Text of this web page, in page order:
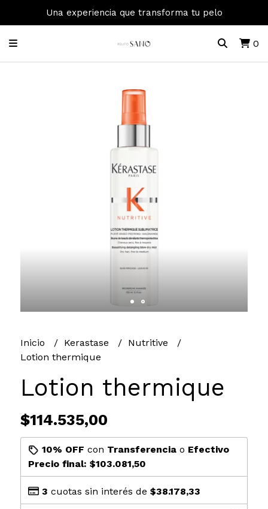
Una experiencia que transforma tu pelo
0
Inicio Kerastase
Nutritive
Lotion thermique
Lotion thermique
$114.535,00
10% OFF con Transferenciao Efectivo
Precio final: $103.081,50
3 cuotas sin interés de $38.178,33